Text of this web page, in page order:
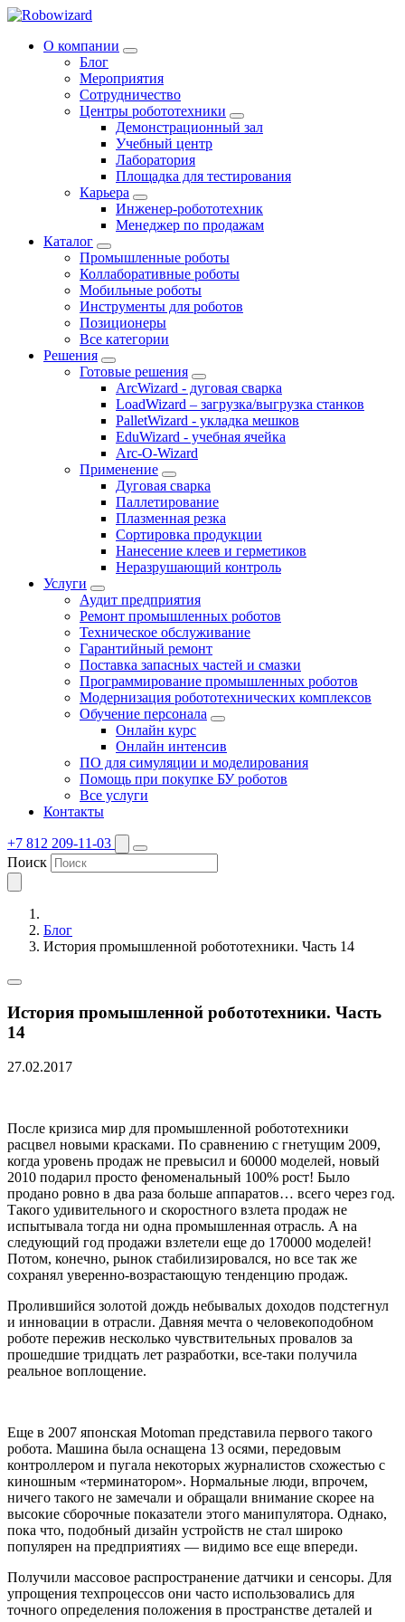
О компании
Блог
Мероприятия
Сотрудничество
Центры робототехники
Демонстрационный зал
Учебный центр
Лаборатория
Площадка для тестирования
Карьера
Инженер-робототехник
Менеджер по продажам
Каталог
Промышленные роботы
Коллаборативные роботы
Мобильные роботы
Инструменты для роботов
Позиционеры
Все категории
Решения
Готовые решения
ArcWizard - дуговая сварка
LoadWizard – загрузка/выгрузка станков
PalletWizard - укладка мешков
EduWizard - учебная ячейка
Arc-O-Wizard
Применение
Дуговая сварка
Паллетирование
Плазменная резка
Сортировка продукции
Нанесение клеев и герметиков
Неразрушающий контроль
Услуги
Аудит предприятия
Ремонт промышленных роботов
Техническое обслуживание
Гарантийный ремонт
Поставка запасных частей и смазки
Программирование промышленных роботов
Модернизация робототехнических комплексов
Обучение персонала
Онлайн курс
Онлайн интенсив
ПО для симуляции и моделирования
Помощь при покупке БУ роботов
Все услуги
Контакты
+7 812 209-11-03
Поиск
Блог
История промышленной робототехники. Часть 14
История промышленной робототехники. Часть
14
27.02.2017
После кризиса мир для промышленной робототехники
расцвел новыми красками. По сравнению с гнетущим 2009,
когда уровень продаж не превысил и 60000 моделей, новый
2010 подарил просто феноменальный 100% рост! Было
продано ровно в два раза больше аппаратов… всего через год.
Такого удивительного и скоростного взлета продаж не
испытывала тогда ни одна промышленная отрасль. А на
следующий год продажи взлетели еще до 170000 моделей!
Потом, конечно, рынок стабилизировался, но все так же
сохранял уверенно-возрастающую тенденцию продаж.
Пролившийся золотой дождь небывалых доходов подстегнул
и инновации в отрасли. Давняя мечта о человекоподобном
роботе пережив несколько чувствительных провалов за
прошедшие тридцать лет разработки, все-таки получила
реальное воплощение.
Еще в 2007 японская Motoman представила первого такого
робота. Машина была оснащена 13 осями, передовым
контроллером и пугала некоторых журналистов схожестью с
киношным «терминатором». Нормальные люди, впрочем,
ничего такого не замечали и обращали внимание скорее на
высокие сборочные показатели этого манипулятора. Однако,
пока что, подобный дизайн устройств не стал широко
популярен на предприятиях — видимо все еще впереди.
Получили массовое распространение датчики и сенсоры. Для
упрощения техпроцессов они часто использовались для
точного определения положения в пространстве деталей и